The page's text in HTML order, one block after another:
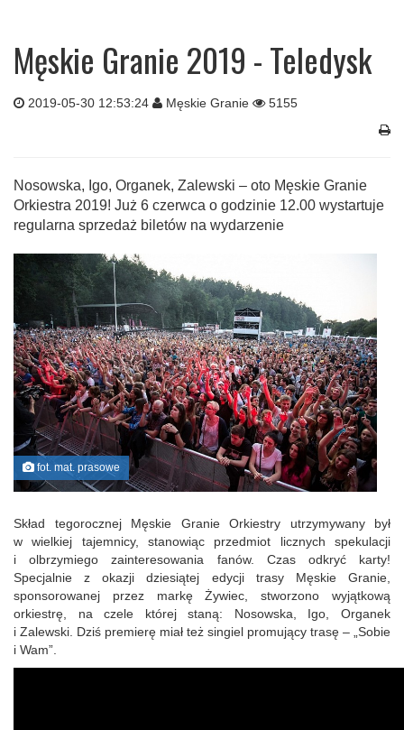
Męskie Granie 2019 - Teledysk
2019-05-30 12:53:24 Męskie Granie 5155
Nosowska, Igo, Organek, Zalewski – oto Męskie Granie
Orkiestra 2019! Już 6 czerwca o godzinie 12.00 wystartuje
regularna sprzedaż biletów na wydarzenie
fot. mat. prasowe
Skład tegorocznej Męskie Granie Orkiestry utrzymywany był
w wielkiej tajemnicy, stanowiąc przedmiot licznych spekulacji
i olbrzymiego zainteresowania fanów. Czas odkryć karty!
Specjalnie z okazji dziesiątej edycji trasy Męskie Granie,
sponsorowanej przez markę Żywiec, stworzono wyjątkową
orkiestrę, na czele której staną: Nosowska, Igo, Organek
i Zalewski. Dziś premierę miał też singiel promujący trasę – „Sobie
i Wam”.